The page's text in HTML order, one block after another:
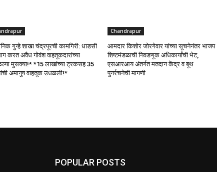
गुन्हे शाखा चंद्रपूरची कामगिरी: धाडसी
करत अवैध गोवंश वाहतूकदारांच्या
मुसक्या!* *15 लाखांच्या ट्रकसह 35
अमानुष वाहतूक उधळली!*
Chandrapur
आमदार किशोर जोरगेवार यांच्या सूचनेनंतर भाजप
शिष्टमंडळाची निवडणूक अधिकार्यांची भेट,
एसआरआय अंतर्गत मतदान केंद्र व बूथ
पुनर्रचनेची मागणी
POPULAR POSTS